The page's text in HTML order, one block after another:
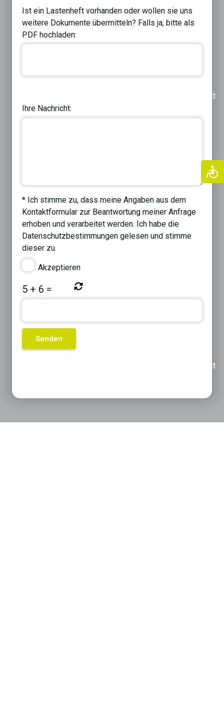
Ist ein Lastenheft vorhanden oder wollen sie uns
weitere Dokumente übermitteln? Falls ja, bitte als
PDF hochladen:
Next
Ihre Nachricht:
* Ich stimme zu, dass meine Angaben aus dem
Kontaktformular zur Beantwortung meiner Anfrage
erhoben und verarbeitet werden. Ich habe die
Datenschutzbestimmungen gelesen und stimme
dieser zu.
Akzeptieren
5 + 6 =
Next